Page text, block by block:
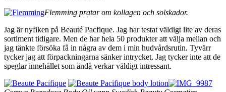
Flemming pratar om kollagen och solskador.
Jag är nyfiken på Beauté Pacfique. Jag har testat väldigt lite av deras
sortiment tidigare. Men de har hela 50 produkter att välja mellan och
jag tänkte försöka få in några av dem i min hudvårdsrutin. Tyvärr
tycker jag att förpackningarna sänker intrycket. Jag tycker inte att de
speglar innehållet som ändå verkar väldigt intressant.